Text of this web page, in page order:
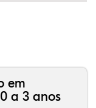
em
a 3 anos